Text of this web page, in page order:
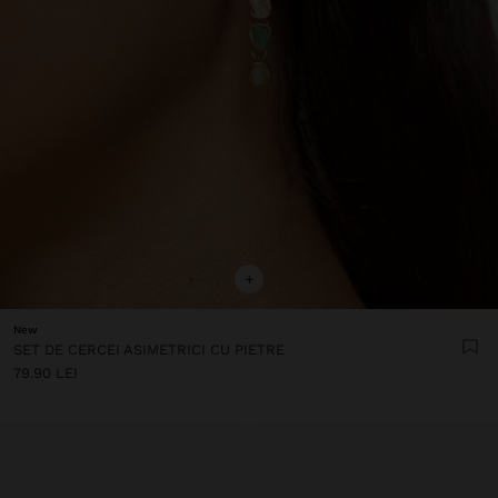
+
New
SET DE CERCEI ASIMETRICI CU PIETRE
79.90 LEI